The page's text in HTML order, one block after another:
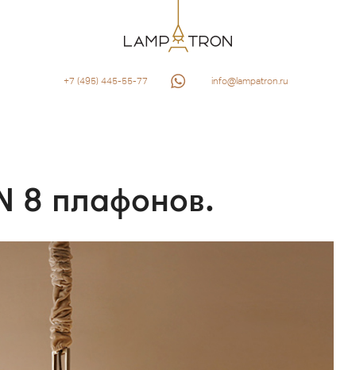
+7 (495) 445-55-77 info@lampatron.ru
8 плафонов.